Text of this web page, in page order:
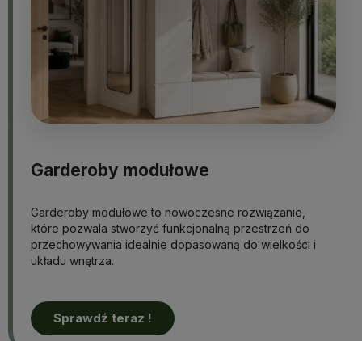
Garderoby modułowe
Garderoby modułowe to nowoczesne rozwiązanie,
które pozwala stworzyć funkcjonalną przestrzeń do
przechowywania idealnie dopasowaną do wielkości i
układu wnętrza.
Sprawdź teraz !